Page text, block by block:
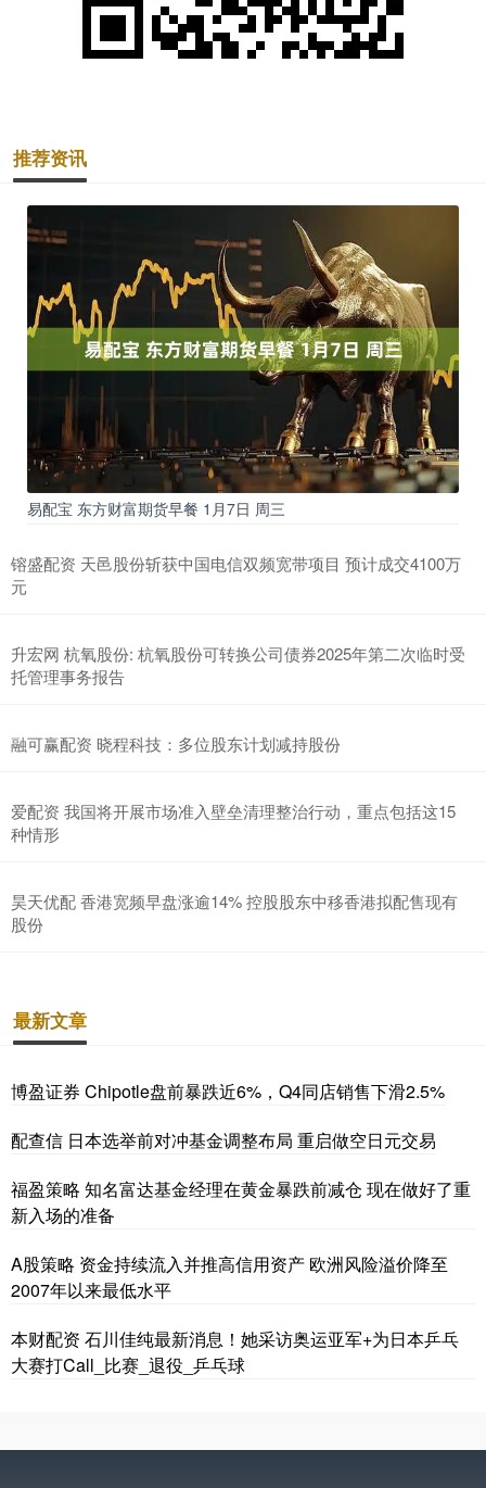
推荐资讯
易配宝 东方财富期货早餐 1月7日 周三
镕盛配资 天邑股份斩获中国电信双频宽带项目 预计成交4100万
元
升宏网 杭氧股份: 杭氧股份可转换公司债券2025年第二次临时受
托管理事务报告
融可赢配资 晓程科技：多位股东计划减持股份
爱配资 我国将开展市场准入壁垒清理整治行动，重点包括这15
种情形
昊天优配 香港宽频早盘涨逾14% 控股股东中移香港拟配售现有
股份
最新文章
博盈证券 Chipotle盘前暴跌近6%，Q4同店销售下滑2.5%
配查信 日本选举前对冲基金调整布局 重启做空日元交易
福盈策略 知名富达基金经理在黄金暴跌前减仓 现在做好了重
新入场的准备
A股策略 资金持续流入并推高信用资产 欧洲风险溢价降至
2007年以来最低水平
本财配资 石川佳纯最新消息！她采访奥运亚军+为日本乒乓
大赛打Call_比赛_退役_乒乓球